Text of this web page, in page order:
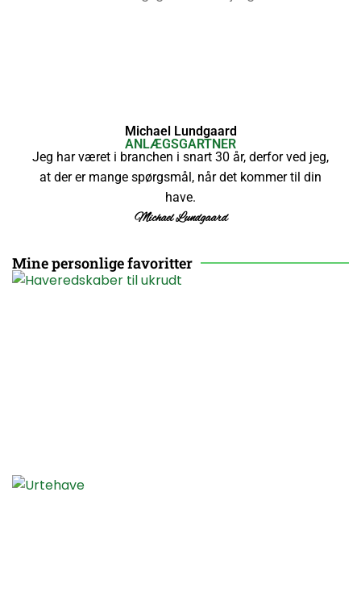
Michael Lundgaard
ANLÆGSGARTNER
Jeg har været i branchen i snart 30 år, derfor ved jeg,
at der er mange spørgsmål, når det kommer til din
have.
Michael Lundgaard
Mine personlige favoritter